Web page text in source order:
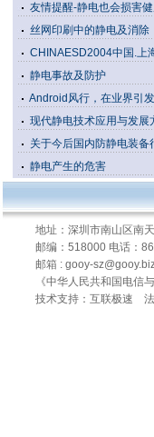
友情提醒-静电也会损害
丝网印刷中的静电及消除
CHINAESD2004中国.上
静电事故及防护
Android风行，在业界引
现代静电技术应用与发展
关于今后国内防静电装备
静电产生的危害
地址：深圳市南山区南
邮编：518000 电话：
邮箱 : gooy-
《中华人民共和国电信
技术支持：互联极速